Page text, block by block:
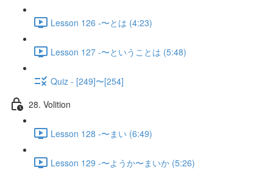
Lesson 126 -〜とは (4:23)
Lesson 127 -〜ということは (5:48)
Quiz - [249]〜[254]
28. Volition
Lesson 128 -〜まい (6:49)
Lesson 129 -〜ようか〜まいか (5:26)